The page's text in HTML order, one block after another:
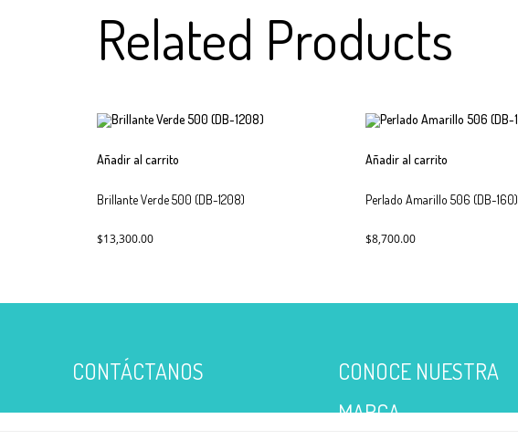
Related Products
Añadir al carrito
Brillante Verde 500 (DB-1208)
$13,300.00
Añadir al carrito
Perlado Amarillo 506 (DB-160)
$8,700.00
CONTÁCTANOS
CONOCE NUESTRA
MARCA